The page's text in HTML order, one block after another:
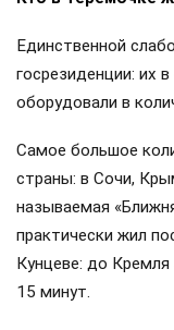
Единственной
госрезиденции: их
оборудовали в
Самое большое
страны: в Сочи,
называемая
практически жил
Кунцеве: до
15 минут.